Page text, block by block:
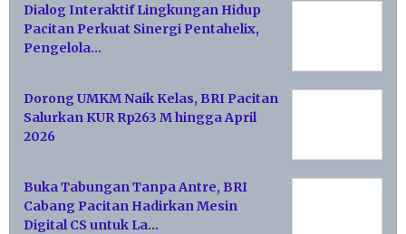
Dialog Interaktif Lingkungan Hidup
Pacitan Perkuat Sinergi Pentahelix,
Pengelola…
Dorong UMKM Naik Kelas, BRI Pacitan
Salurkan KUR Rp263 M hingga April
2026
Buka Tabungan Tanpa Antre, BRI
Cabang Pacitan Hadirkan Mesin
Digital CS untuk La…